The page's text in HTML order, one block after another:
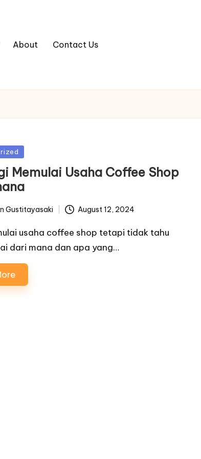
About Contact Us
Memulai Usaha Coffee Shop
Gustitayasaki August 12, 2024
usaha coffee shop tetapi tidak tahu
dari mana dan apa yang…